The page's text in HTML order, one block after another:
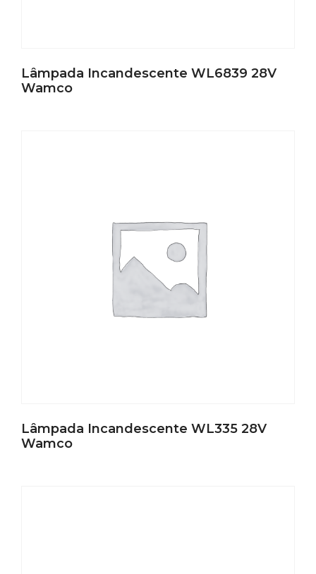
Lâmpada Incandescente WL6839 28V
Wamco
Lâmpada Incandescente WL335 28V
Wamco